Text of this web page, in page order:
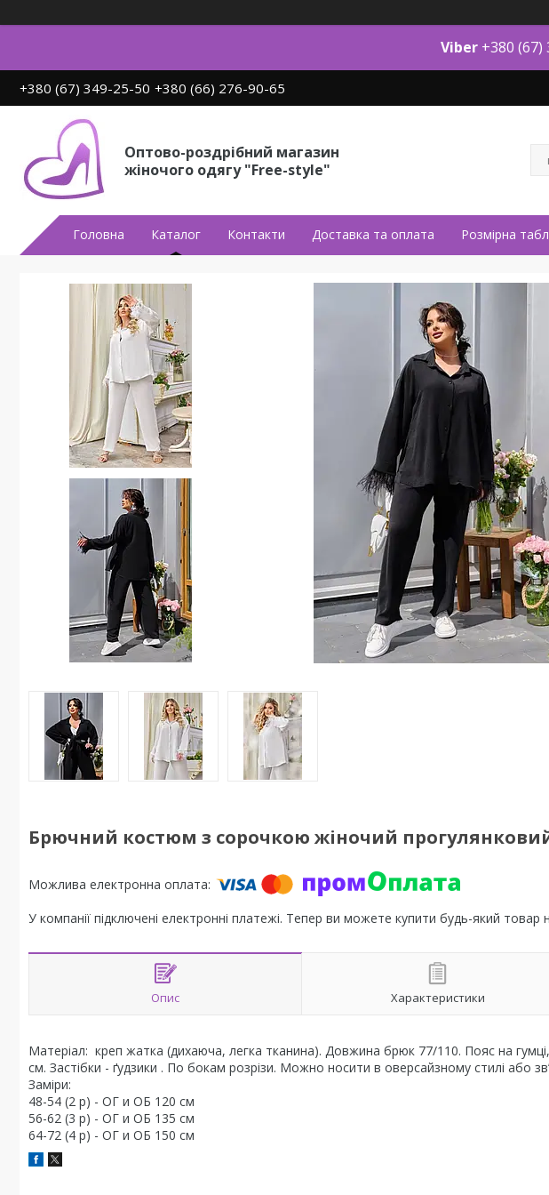
Viber +380
+380 (67) 349-25-50 +380 (66) 276-90-65
Оптово-роздрібний магазин
жіночого одягу "Free-style"
Головна Каталог Контакти Доставка та оплата Розмірна
Брючний костюм з сорочкою жіночий
У компанії підключені електронні платежі. Тепер ви можете купити будь-який товар
Опис Характеристики
Матеріал: креп жатка (дихаюча, легка тканина). Довжина брюк 77/110. Пояс на
см. Застібки - ґудзики . По бокам розрізи. Можно носити в оверсайзному стилі або
Заміри:
48-54 (2 р) - ОГ и ОБ 120 см
56-62 (3 р) - ОГ и ОБ 135 см
64-72 (4 р) - ОГ и ОБ 150 см